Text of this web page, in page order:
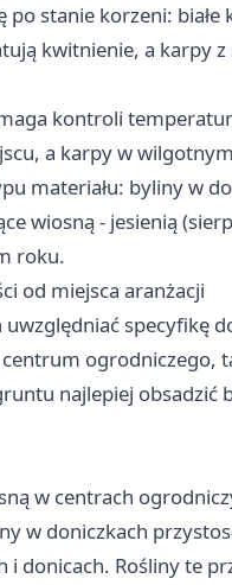
po stanie korzeni:
kwitnienie, a karpy
kontroli
a karpy w
materiału: byliny w
wiosną - jesienią
roku.
od miejsca aranżacji
specyfikę
ogrodniczego,
najlepiej obsadzić
w centrach
w doniczkach
donicach. Rośliny te